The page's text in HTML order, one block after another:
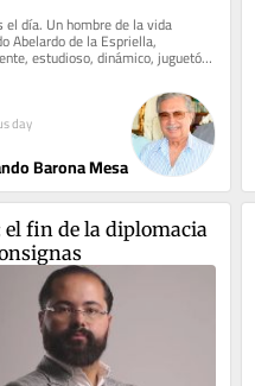
el día. Un hombre de la vida
Abelardo de la Espriella,
estudioso, dinámico, juguetón,
altruista, festivo,...
day
Barona Mesa
el fin de la diplomacia